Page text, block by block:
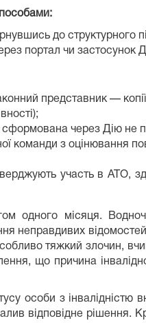
до структурного
портал чи застосунок
представник —
сформована через Дію не
команди з оцінювання
участь в АТО,
одного місяця.
неправдивих
тяжкий злочин,
що причина
особи з
відповідне рішення.